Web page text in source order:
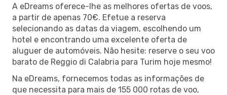
A eDreams oferece-lhe as melhores ofertas de voos,
a partir de apenas 70€. Efetue a reserva
selecionando as datas da viagem, escolhendo um
hotel e encontrando uma excelente oferta de
aluguer de automóveis. Não hesite: reserve o seu voo
barato de Reggio di Calabria para Turim hoje mesmo!
Na eDreams, fornecemos todas as informações de
que necessita para mais de 155 000 rotas de voo,